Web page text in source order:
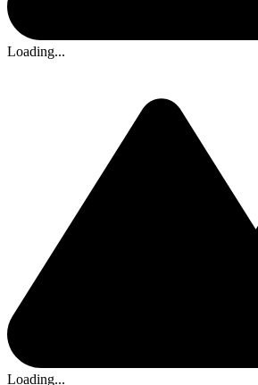
Loading...
Loading...